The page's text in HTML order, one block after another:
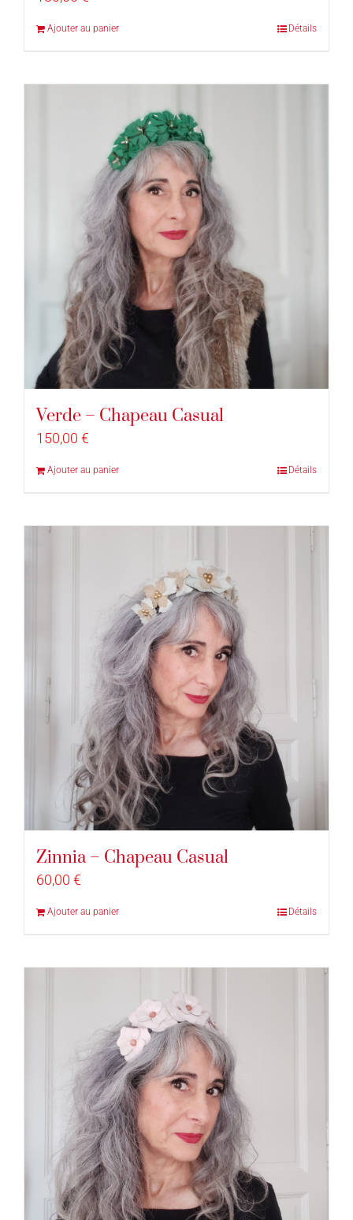
Ajouter au panier Détails
Verde – Chapeau Casual
150,00 €
Ajouter au panier Détails
Zinnia – Chapeau Casual
60,00 €
Ajouter au panier Détails